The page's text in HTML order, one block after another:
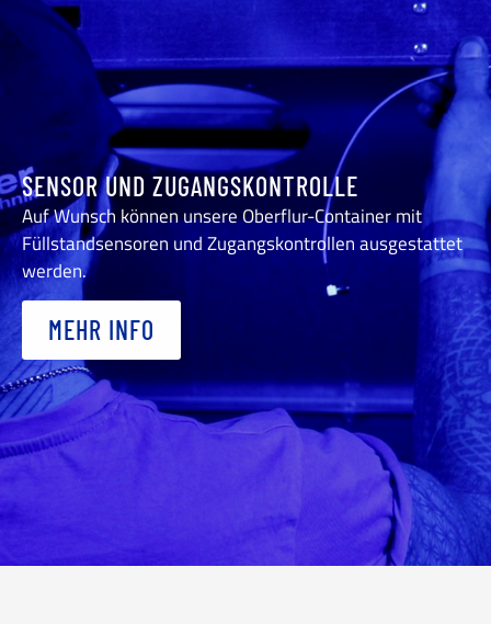
SENSOR UND ZUGANGSKONTROLLE
Auf Wunsch können unsere Oberflur-Container mit
Füllstandsensoren und Zugangskontrollen ausgestattet
werden.
MEHR INFO